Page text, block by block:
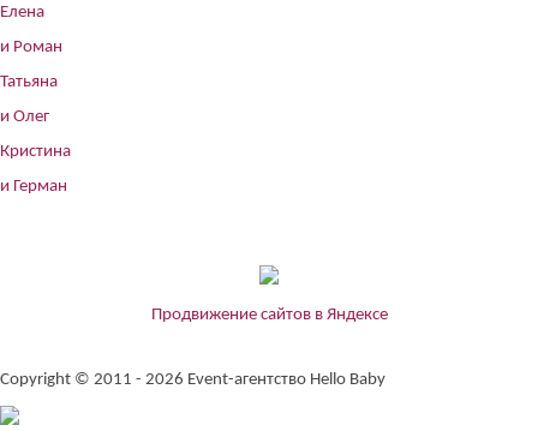
Елена
и Роман
Татьяна
и Олег
Кристина
и Герман
Продвижение сайтов в Яндексе
Copyright © 2011 - 2026 Event-агентство Hello Baby